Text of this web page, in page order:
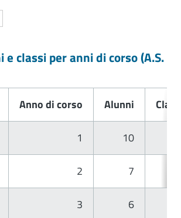
classi per anni di corso (A.S.
Anno di corso Alunni
1 10
2 7
3 6